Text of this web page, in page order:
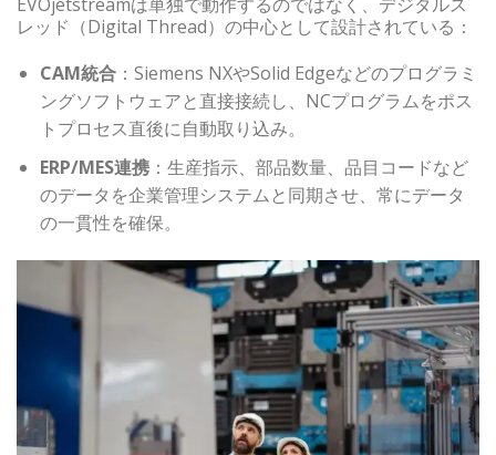
レッド（Digital Thread）の中心として設計されている：
CAM統合：Siemens NXやSolid Edgeなどのプログラミ
ングソフトウェアと直接接続し、NCプログラムをポス
トプロセス直後に自動取り込み。
ERP/MES連携：生産指示、部品数量、品目コードなど
のデータを企業管理システムと同期させ、常にデータ
の一貫性を確保。